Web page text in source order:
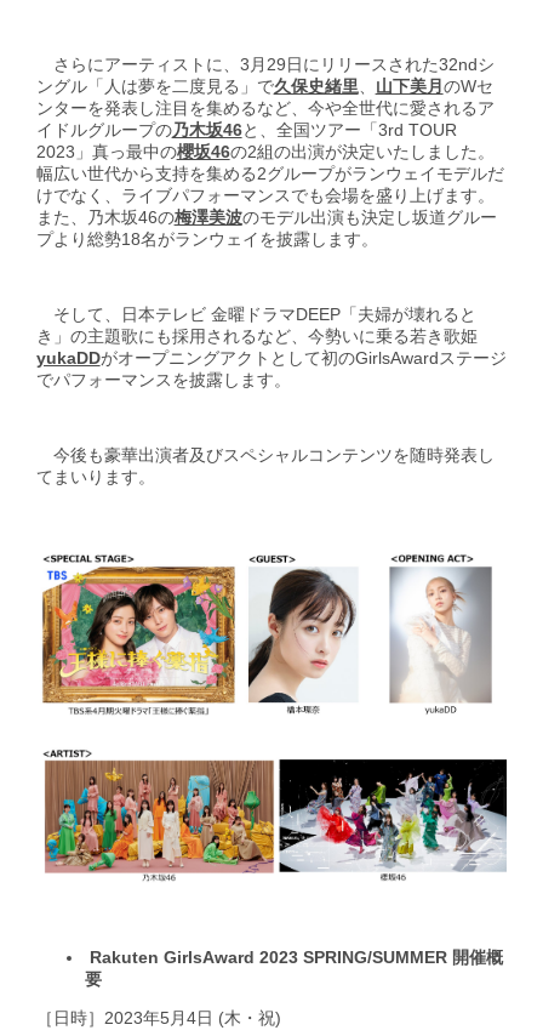
さらにアーティストに、3月29日にリリースされた32ndシ
ングル「人は夢を二度見る」で久保史緒里 山下美月 のWセ
ンターを発表し注目を集めるなど、今や全世代に愛されるア
イドルグループの乃木坂46と、全国ツアー「3rd TOUR
2023」真っ最中の櫻坂46の2組の出演が決定いたしました。
幅広い世代から支持を集める2グループがランウェイモデルだ
けでなく、ライブパフォーマンスでも会場を盛り上げます。
また、乃木坂46の梅澤美波のモデル出演も決定し坂道グルー
プより総勢18名がランウェイを披露します。
そして、日本テレビ 金曜ドラマDEEP「夫婦が壊れると
き」の主題歌にも採用されるなど、今勢いに乗る若き歌姫
yukaDDがオープニングアクトとして初のGirlsAwardステージ
でパフォーマンスを披露します。
今後も豪華出演者及びスペシャルコンテンツを随時発表し
てまいります。
Rakuten GirlsAward 2023 SPRING/SUMMER 開催概
要
［日時］2023年5月4日 (木・祝)